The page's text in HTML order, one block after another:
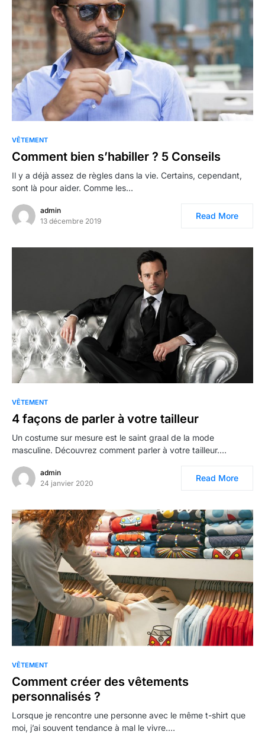
VÊTEMENT
Comment bien s’habiller ? 5 Conseils
Il y a déjà assez de règles dans la vie. Certains, cependant,
sont là pour aider. Comme les…
admin
13 décembre 2019
Read More
VÊTEMENT
4 façons de parler à votre tailleur
Un costume sur mesure est le saint graal de la mode
masculine. Découvrez comment parler à votre tailleur.…
admin
24 janvier 2020
Read More
VÊTEMENT
Comment créer des vêtements
personnalisés ?
Lorsque je rencontre une personne avec le même t-shirt que
moi, j’ai souvent tendance à mal le vivre.…